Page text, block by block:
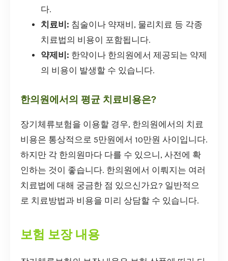
다.
치료비: 침술이나 약재비, 물리치료 등 각종
치료법의 비용이 포함됩니다.
약제비: 한약이나 한의원에서 제공되는 약제
의 비용이 발생할 수 있습니다.
한의원에서의 평균 치료비용은?
장기체류보험을 이용할 경우, 한의원에서의 치료
비용은 통상적으로 5만원에서 10만원 사이입니다.
하지만 각 한의원마다 다를 수 있으니, 사전에 확
인하는 것이 좋습니다. 한의원에서 이뤄지는 여러
치료법에 대해 궁금한 점 있으신가요? 일반적으
로 치료방법과 비용을 미리 상담할 수 있습니다.
보험 보장 내용